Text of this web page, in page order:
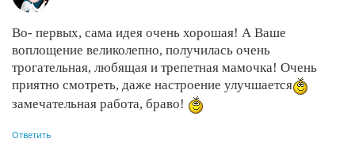
Во- первых, сама идея очень хорошая! А Ваше
воплощение великолепно, получилась очень
трогательная, любящая и трепетная мамочка! Очень
приятно смотреть, даже настроение улучшается
замечательная работа, браво!
Ответить